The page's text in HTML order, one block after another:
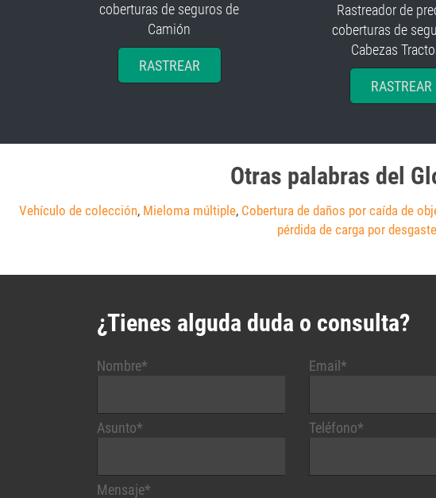
coberturas de seguros de
Camión
RASTREAR
Rastreador de
coberturas de
Cabezas
RASTREAR
Otras palabras del
Vehículo de colección, Mieloma múltiple, Cobertura de daños por caída de
pérdida de carga por
¿Tienes alguda duda o consulta?
Nombre*
Asunto*
Email*
Teléfono*
Mensaje*